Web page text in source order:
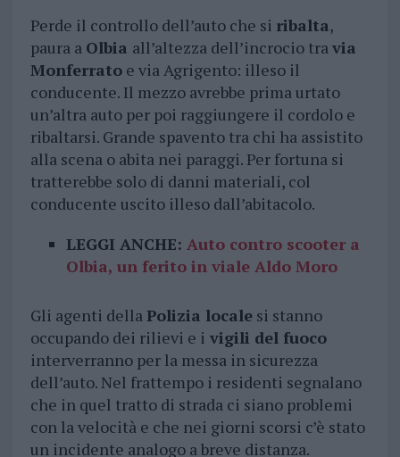
Perde il controllo dell’auto che si ribalta,
paura a Olbia all’altezza dell’incrocio travia
Monferratoe via Agrigento: illeso il
conducente. Il mezzo avrebbe prima urtato
un’altra auto per poi raggiungere il cordolo e
ribaltarsi. Grande spavento tra chi ha assistito
alla scena o abita nei paraggi. Per fortuna si
tratterebbe solo di danni materiali, col
conducente uscito illeso dall’abitacolo.
LEGGI ANCHE: Auto contro scooter a
Olbia, un ferito in viale Aldo Moro
Gli agenti dellaPolizia localesi stanno
occupando dei rilievi e i vigili del fuoco
interverranno per la messa in sicurezza
dell’auto. Nel frattempo i residenti segnalano
che in quel tratto di strada ci siano problemi
con la velocità e che nei giorni scorsi c’è stato
un incidente analogo a breve distanza.